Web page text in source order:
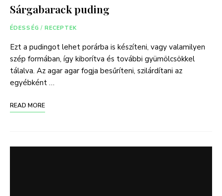
Sárgabarack puding
ÉDESSÉG / RECEPTEK
Ezt a pudingot lehet porárba is készíteni, vagy valamilyen
szép formában, így kiborítva és további gyümölcsökkel
tálalva. Az agar agar fogja besűríteni, szilárdítani az
egyébként …
READ MORE